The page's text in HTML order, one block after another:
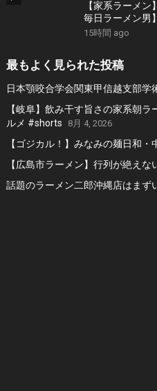
【家系ラーメ
毎日ラーメン男
15時間 ago
最もよく見られた投稿
日本顎咬合学会関東甲信越支部学
【岐阜】飲み干す旨さの家系朝
ルメ #shorts
8月 4, 2026
【ゴジカル！】みなみの麺日和
【広島市ラーメン】行列が絶えな
話題のラーメン二郎沖縄店はまず